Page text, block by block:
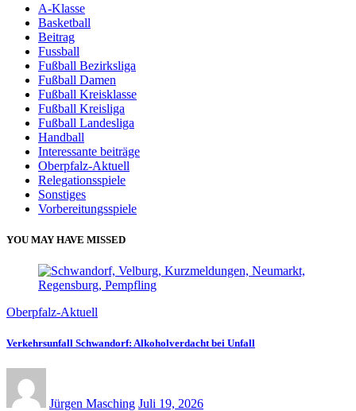
A-Klasse
Basketball
Beitrag
Fussball
Fußball Bezirksliga
Fußball Damen
Fußball Kreisklasse
Fußball Kreisliga
Fußball Landesliga
Handball
Interessante beiträge
Oberpfalz-Aktuell
Relegationsspiele
Sonstiges
Vorbereitungsspiele
YOU MAY HAVE MISSED
Oberpfalz-Aktuell
Verkehrsunfall Schwandorf: Alkoholverdacht bei Unfall
Jürgen Masching Juli 19, 2026